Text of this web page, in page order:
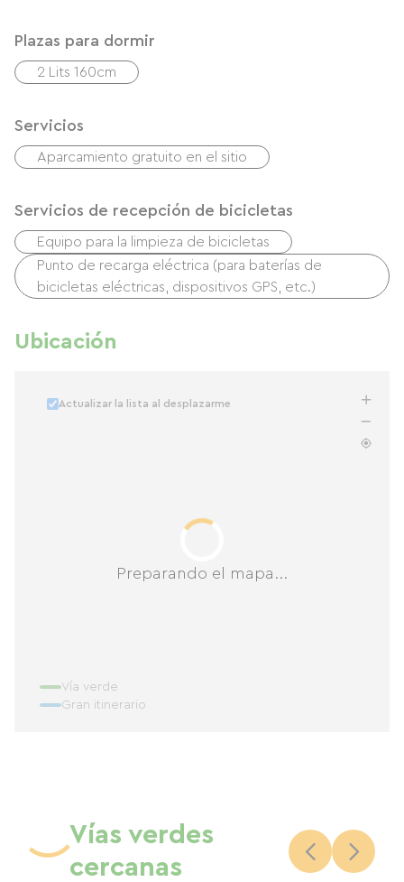
Plazas para dormir
2 Lits 160cm
Servicios
Aparcamiento gratuito en el sitio
Servicios de recepción de bicicletas
Equipo para la limpieza de bicicletas
Punto de recarga eléctrica (para baterías de
bicicletas eléctricas, dispositivos GPS, etc.)
Ubicación
Preparando el mapa...
Actualizar la lista al desplazarme
Vía verde
Gran itinerario
Vías verdes
cercanas